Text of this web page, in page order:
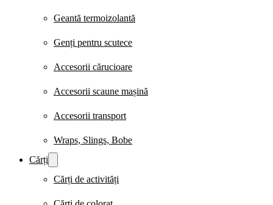
Geantă termoizolantă
Genți pentru scutece
Accesorii cărucioare
Accesorii scaune mașină
Accesorii transport
Wraps, Slings, Bobe
Cărți
Cărți de activități